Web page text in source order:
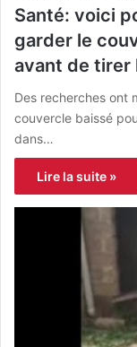
Santé: voici
garder le
avant de tirer
Des recherches ont
couvercle baissé
dans…
Lire la suite »